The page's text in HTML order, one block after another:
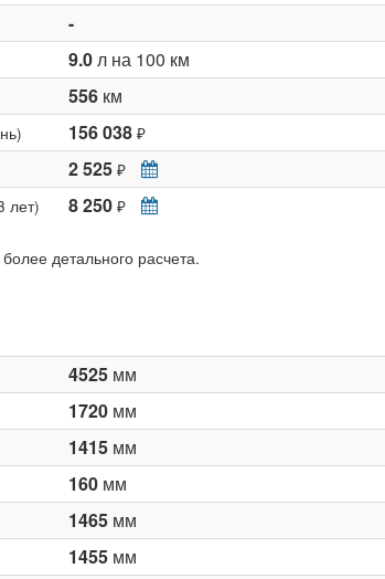
-
9.0л на 100 км
556км
156 038 ₽
2 525 ₽
лет) 8 250 ₽
детального расчета.
4525мм
1720мм
1415мм
160мм
1465мм
1455мм